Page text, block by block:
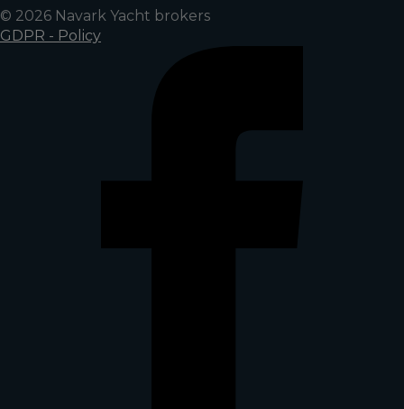
© 2026 Navark Yacht brokers
GDPR - Policy